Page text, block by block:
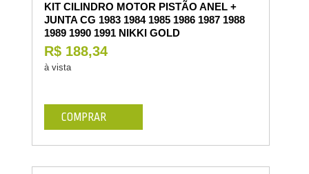
KIT CILINDRO MOTOR PISTÃO ANEL +
JUNTA CG 1983 1984 1985 1986 1987 1988
1989 1990 1991 NIKKI GOLD
R$ 188,34
à vista
COMPRAR